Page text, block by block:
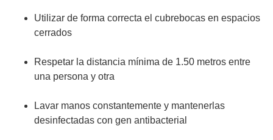
Utilizar de forma correcta el cubrebocas en espacios
cerrados
Respetar la distancia mínima de 1.50 metros entre
una persona y otra
Lavar manos constantemente y mantenerlas
desinfectadas con gen antibacterial